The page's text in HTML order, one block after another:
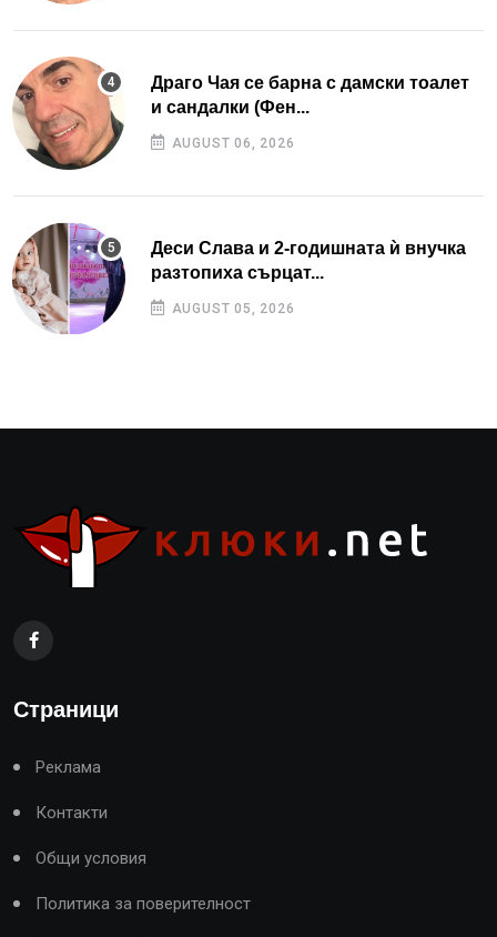
Драго Чая се барна с дамски тоалет
и сандалки (Фен...
AUGUST 06, 2026
Деси Слава и 2-годишната ѝ внучка
разтопиха сърцат...
AUGUST 05, 2026
Страници
Реклама
Контакти
Общи условия
Политика за поверителност